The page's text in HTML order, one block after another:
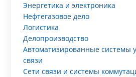
Энергетика и электроника
Нефтегазовое дело
Логистика
Делопроизводство
Автоматизированные системы
связи
Сети связи и системы